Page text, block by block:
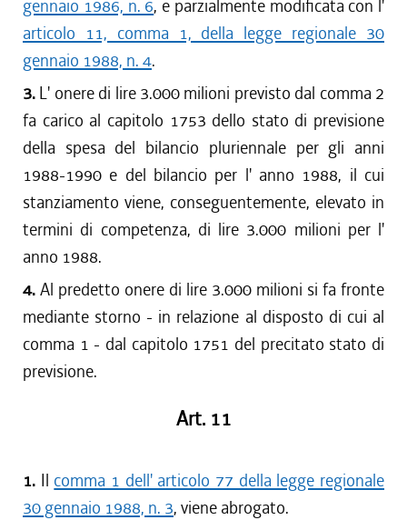
gennaio 1986, n. 6, e parzialmente modificata con l'
articolo 11, comma 1, della legge regionale 30
gennaio 1988, n. 4.
3. L' onere di lire 3.000 milioni previsto dal comma 2
fa carico al capitolo 1753 dello stato di previsione
della spesa del bilancio pluriennale per gli anni
1988-1990 e del bilancio per l' anno 1988, il cui
stanziamento viene, conseguentemente, elevato in
termini di competenza, di lire 3.000 milioni per l'
anno 1988.
4. Al predetto onere di lire 3.000 milioni si fa fronte
mediante storno - in relazione al disposto di cui al
comma 1 - dal capitolo 1751 del precitato stato di
previsione.
Art. 11
1. Il comma 1 dell' articolo 77 della legge regionale
30 gennaio 1988, n. 3, viene abrogato.